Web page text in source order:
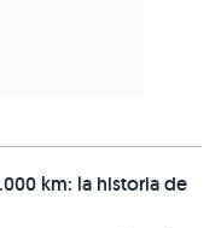
km: la historia de